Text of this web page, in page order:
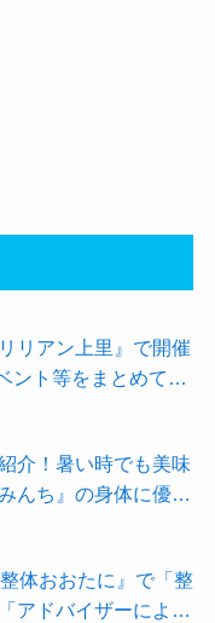
リアン上里』で開催
ント等をまとめてご
介！暑い時でも美味
んち』の身体に優し
ンを召し上がれ♪
体おおたに』で「整
アドバイザーによる